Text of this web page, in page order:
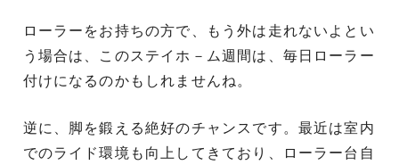
ローラーをお持ちの方で、もう外は走れないよとい
う場合は、このステイホ－ム週間は、毎日ローラー
付けになるのかもしれませんね。
逆に、脚を鍛える絶好のチャンスです。最近は室内
でのライド環境も向上してきており、ローラー台自